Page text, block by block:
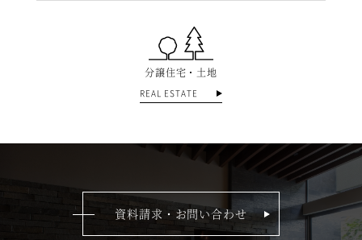
分譲住宅・土地
REAL ESTATE
資料請求・お問い合わせ